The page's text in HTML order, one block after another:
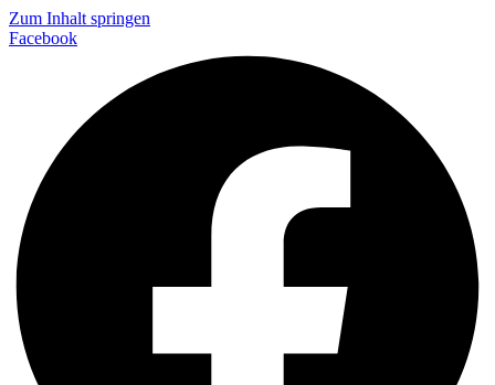
Zum Inhalt springen
Facebook